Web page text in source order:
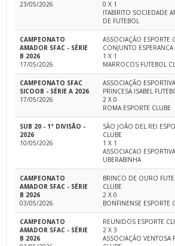
23/05/2026
0 X 1
ITABIRITO SOCIEDADE
DE FUTEBOL
CAMPEONATO
AMADOR SFAC - SÉRIE
B 2026
17/05/2026
ASSOCIAÇÃO ESPORTE
CONJUNTO ESPERANCA
1 X 1
MARROCOS FUTEBOL
CAMPEONATO SFAC
SICOOB - SÉRIE A 2026
17/05/2026
ASSOCIAÇÃO ESPORTIVA
PRINCESA ISABEL
2 X 0
ROMA ESPORTE CLUBE
SUB 20 - 1ª DIVISÃO -
2026
10/05/2026
SÃO JOÃO DEL REI
CLUBE
1 X 1
ASSOCIACAO ESPORTIVA
UBERABINHA
CAMPEONATO
AMADOR SFAC - SÉRIE
B 2026
03/05/2026
BRINCO DE OURO
CLUBE
2 X 0
BONFINENSE ESPORTE
CAMPEONATO
AMADOR SFAC - SÉRIE
B 2026
REUNIDOS ESPORTE
2 X 3
ASSOCIAÇÃO VENTOSA